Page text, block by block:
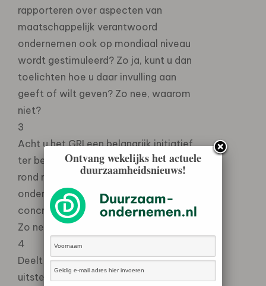
rapporteren over aspecten van
maatschappelijk verantwoord
ondernemen ook op mondiaal niveau
wordt gestimuleerd? Zo ja, kunt u dan
toelichten hoe u daar invulling aan
geeft of wilt geven? Zo nee, waarom
niet?
3
Acht u het GRI een belangrijk initiatief
ter bevordering van de transparantie
rond maatschappelijk verantwoord
ondernemen? Zo ja, wilt u dit initiatief
concreet steunen en op welke wijze?
Zo nee, waarom niet?
4
Deelt u de mening dat Nederland een
uitstekende vestigingsplaats voor het
Ontvang wekelijks het actuele
duurzaamheidsnieuws!